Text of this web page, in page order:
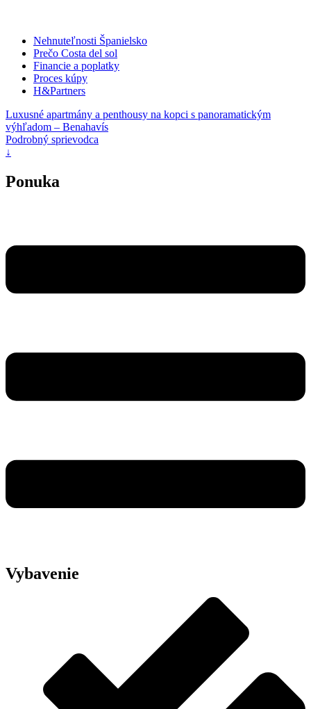
Nehnuteľnosti Španielsko
Prečo Costa del sol
Financie a poplatky
Proces kúpy
H&Partners
Luxusné apartmány a penthousy na kopci s panoramatickým
výhľadom – Benahavís
Podrobný sprievodca
↓
Ponuka
Vybavenie